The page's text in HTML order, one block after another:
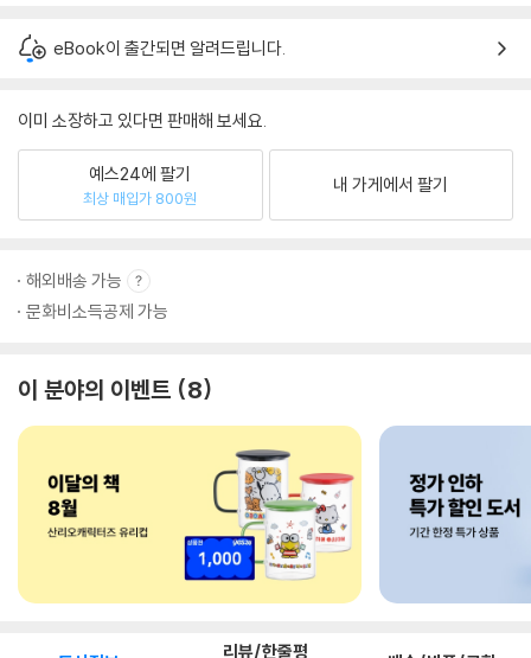
eBook이 출간되면 알려드립니다.
이미 소장하고 있다면 판매해 보세요.
예스24에 팔기
최상 매입가 800원
내 가게에서 팔기
해외배송 가능
문화비소득공제 가능
이 분야의 이벤트 8
리뷰/한줄평